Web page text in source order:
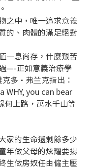
之中，唯一追求意義
的、肉體的滿足絕對
一息尚存，什麼艱苦
—-正如意義治療學
多·弗兰克指出：
WHY, you can bear
何上路，萬水千山等
家的生命還剩餘多少
年做父母的炫耀要揚
生做房奴任由僱主壓